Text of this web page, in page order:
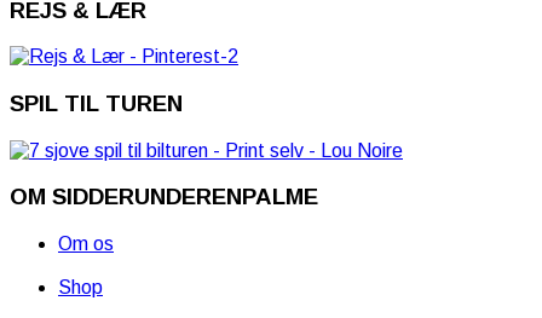
REJS & LÆR
SPIL TIL TUREN
OM SIDDERUNDERENPALME
Om os
Shop